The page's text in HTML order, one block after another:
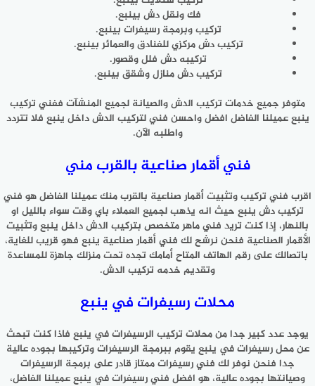
فك ونقل دش بينبع.
تركيب وبرمجة رسيفرات بينبع.
تركيب دش مركزي للفنادق والعمائر بينبع.
تركيبه دش فلل وقصور.
تركيب دش منازل وشقق بينبع.
متوفر جميع خدمات تركيب الدش والصيانة لجميع المنشآت ففني تركيب
ينبع عميلنا الفاضل افضل واحسن فني لتركيب الدش داخل ينبع فلا تتردد
واطلبه الآن.
فني أقمار صناعية بالقرب مني
اقرب فني تركيب وتثبيت أقمار صناعية بالقرب منك عميلنا الفاضل هو فني
تركيب دش ينبع حيث انه يذهب لجميع العملاء باي وقت سواء بالليل او
بالنهار، إذا كنت تريد فني ماهر متخصص بتركيب الدش داخل ينبع وتثبيت
الأقمار الصناعية فنحن نرشح لك فني أقمار صناعية ينبع فهو قريب للغاية،
باتصالك على رقم الهاتف المتاح أمامك تجده تحت منزلك جاهزة للمساعدة
وتقديم خدمه تركيب الدش.
محلات رسيفرات في ينبع
يوجد عدد كبير جدا من محلات تركيب الرسيفرات في ينبع فاذا كنت تبحث
عن محل رسيفرات في ينبع يقوم ببرمجة الرسيفرات وتركيبها بجوده عالية
جدا فنحن نوفر لك فني رسيفرات ممتاز قادر على برمجة الرسيفرات
وصيانتها بجوده عالية، هو افضل فني رسيفرات في ينبع عميلنا الفاضل،